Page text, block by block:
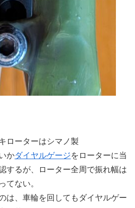
ローターはシマノ製
かダイヤルゲージをローターに当
するが、ローター全周で振れ幅は
てない。
は、車輪を回してもダイヤルゲー